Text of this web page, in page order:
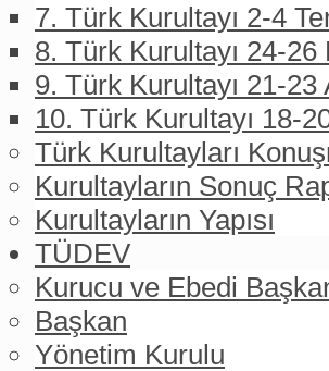
7. Türk Kurultayı 2-4
8. Türk Kurultayı 24-
9. Türk Kurultayı 21-23
10. Türk Kurultayı 18-
Türk Kurultayları
Kurultayların Sonuç
Kurultayların Yapısı
TÜDEV
Kurucu ve Ebedi
Başkan
Yönetim Kurulu